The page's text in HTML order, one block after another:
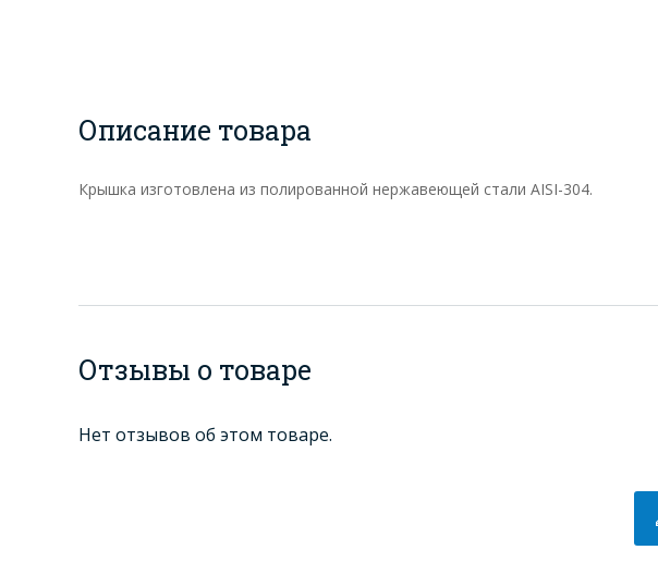
Описание товара
Крышка изготовлена из полированной нержавеющей стали AISI-304.
Отзывы о товаре
Нет отзывов об этом товаре.